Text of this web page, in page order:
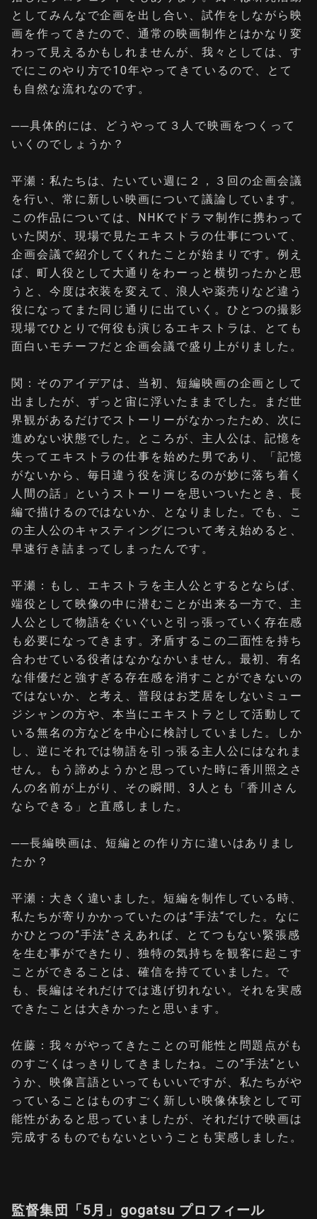
としてみんなで企画を出し合い、試作をしながら映
画を作ってきたので、通常の映画制作とはかなり変
わって見えるかもしれませんが、我々としては、す
でにこのやり方で10年やってきているので、とて
も自然な流れなのです。
──具体的には、どうやって３人で映画をつくって
いくのでしょうか？
平瀬：私たちは、たいてい週に２，３回の企画会議
を行い、常に新しい映画について議論しています。
この作品については、NHKでドラマ制作に携わって
いた関が、現場で見たエキストラの仕事について、
企画会議で紹介してくれたことが始まりです。例え
ば、町人役として大通りをわーっと横切ったかと思
うと、今度は衣装を変えて、浪人や薬売りなど違う
役になってまた同じ通りに出ていく。ひとつの撮影
現場でひとりで何役も演じるエキストラは、とても
面白いモチーフだと企画会議で盛り上がりました。
関：そのアイデアは、当初、短編映画の企画として
出ましたが、ずっと宙に浮いたままでした。まだ世
界観があるだけでストーリーがなかったため、次に
進めない状態でした。ところが、主人公は、記憶を
失ってエキストラの仕事を始めた男であり、「記憶
がないから、毎日違う役を演じるのが妙に落ち着く
人間の話」というストーリーを思いついたとき、長
編で描けるのではないか、となりました。でも、こ
の主人公のキャスティングについて考え始めると、
早速行き詰まってしまったんです。
平瀬：もし、エキストラを主人公とするとならば、
端役として映像の中に潜むことが出来る一方で、主
人公として物語をぐいぐいと引っ張っていく存在感
も必要になってきます。矛盾するこの二面性を持ち
合わせている役者はなかなかいません。最初、有名
な俳優だと強すぎる存在感を消すことができないの
ではないか、と考え、普段はお芝居をしないミュー
ジシャンの方や、本当にエキストラとして活動して
いる無名の方などを中心に検討していました。しか
し、逆にそれでは物語を引っ張る主人公にはなれま
せん。もう諦めようかと思っていた時に香川照之さ
んの名前が上がり、その瞬間、3人とも「香川さん
ならできる」と直感しました。
──長編映画は、短編との作り方に違いはありまし
たか？
平瀬：大きく違いました。短編を制作している時、
私たちが寄りかかっていたのは”手法“でした。なに
かひとつの”手法“さえあれば、とてつもない緊張感
を生む事ができたり、独特の気持ちを観客に起こす
ことができることは、確信を持てていました。で
も、長編はそれだけでは逃げ切れない。それを実感
できたことは大きかったと思います。
佐藤：我々がやってきたことの可能性と問題点がも
のすごくはっきりしてきましたね。この”手法“とい
うか、映像言語といってもいいですが、私たちがや
っていることはものすごく新しい映像体験として可
能性があると思っていましたが、それだけで映画は
完成するものでもないということも実感しました。
監督集団「5月」gogatsu プロフィール